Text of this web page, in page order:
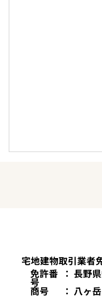
林、「宅地並み評価
ぎ？——鑑定で減価
る方法【実例】
宅地建物取引業者
免許番
号
： 長野
商号
： 八ヶ